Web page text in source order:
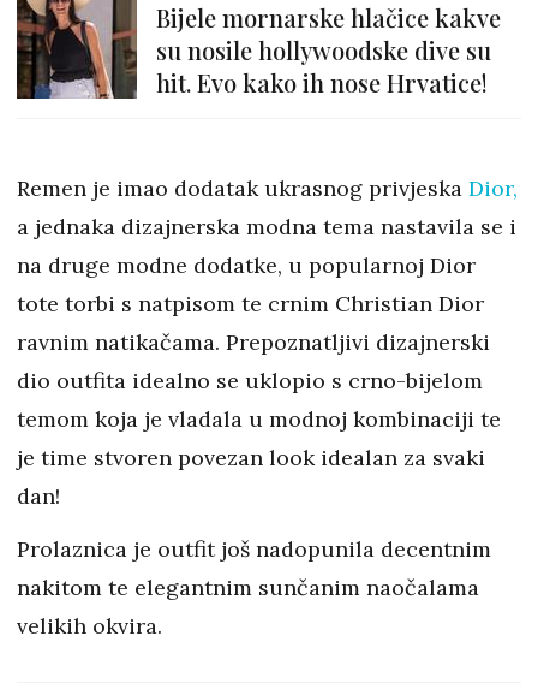
Bijele mornarske hlačice kakve
su nosile hollywoodske dive su
hit. Evo kako ih nose Hrvatice!
Remen je imao dodatak ukrasnog privjeska Dior,
a jednaka dizajnerska modna tema nastavila se i
na druge modne dodatke, u popularnoj Dior
tote torbi s natpisom te crnim Christian Dior
ravnim natikačama. Prepoznatljivi dizajnerski
dio outfita idealno se uklopio s crno-bijelom
temom koja je vladala u modnoj kombinaciji te
je time stvoren povezan look idealan za svaki
dan!
Prolaznica je outfit još nadopunila decentnim
nakitom te elegantnim sunčanim naočalama
velikih okvira.